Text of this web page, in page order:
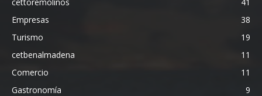
Empresas
38
Turismo
19
cetbenalmadena
11
Comercio
11
Gastronomía
9